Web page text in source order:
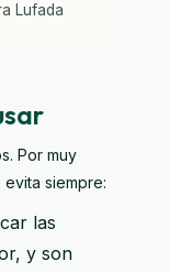
Lufada
Por muy
siempre:
las
y son